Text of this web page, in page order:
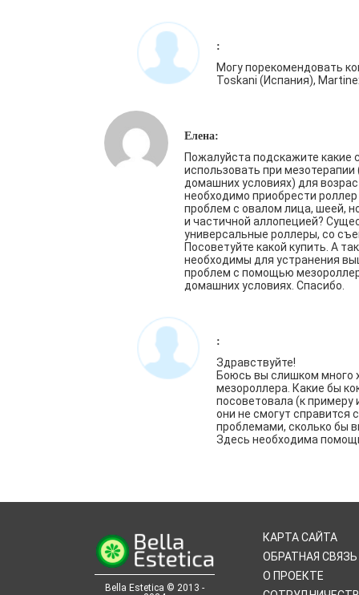
:
Могу порекомендовать
Toskani (Испания),
Елена:
Пожалуйста подскажите какие
использовать при
домашних условиях) для
необходимо приобрести
проблем с овалом лица, шеей,
и частичной аллопецией?
универсальные роллеры, со
Посоветуйте какой купить. А
необходимы для устранения
проблем с помощью
домашних условиях. Спасибо.
:
Здравствуйте!
Боюсь вы слишком много
мезороллера. Какие бы
посоветовала (к примеру
они не смогут справится
проблемами, сколько бы
Здесь необходима
Bella Estetica © 2013 -
КАРТА САЙТА
ОБРАТНАЯ СВЯЗЬ
О ПРОЕКТЕ